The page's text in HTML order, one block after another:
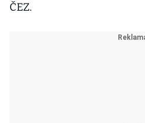
ČEZ.